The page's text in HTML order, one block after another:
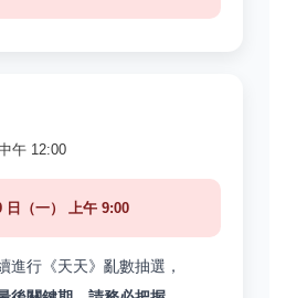
午 12:00
日（一） 上午 9:00
進行《天天》亂數抽選，